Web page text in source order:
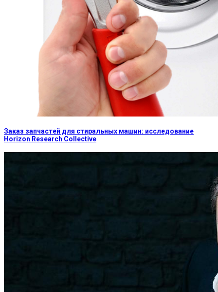
Заказ запчастей для стиральных машин: исследование
Horizon Research Collective